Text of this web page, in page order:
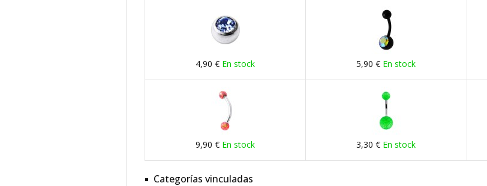
4,90 € En stock 5,90 € En stock
9,90 € En stock 3,30 € En stock
Categorías vinculadas